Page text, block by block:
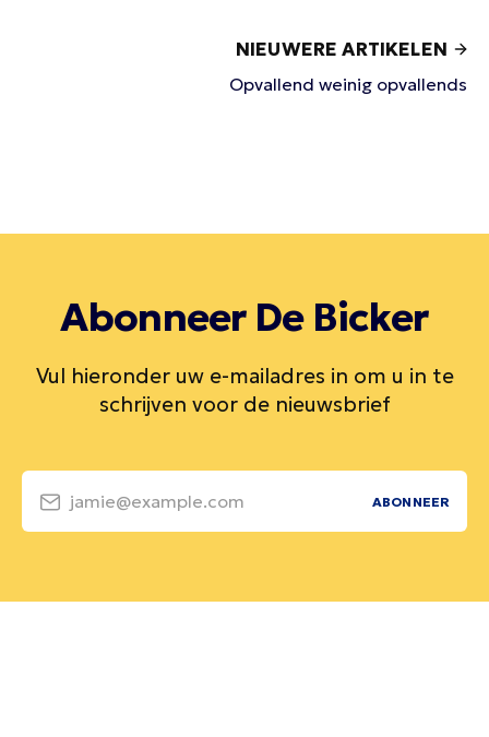
NIEUWERE ARTIKELEN
Opvallend weinig opvallends
Abonneer De Bicker
Vul hieronder uw e-mailadres in om u in te
schrijven voor de nieuwsbrief
jamie@example.com ABONNEER